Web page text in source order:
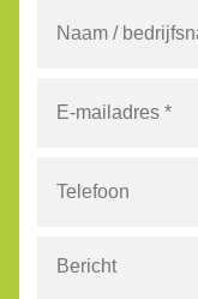
mailadres *